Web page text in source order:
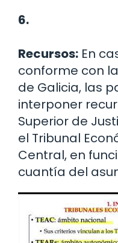
6.
Recursos: En
conforme con la
de Galicia, las
interponer
Superior de
el Tribunal
Central, en
cuantía del